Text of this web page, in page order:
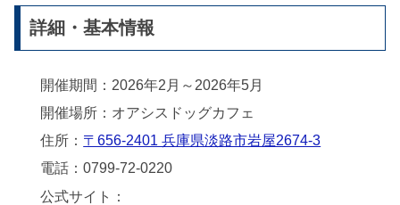
詳細・基本情報
開催期間：2026年2月～2026年5月
開催場所：オアシスドッグカフェ
住所： 〒656-2401 兵庫県淡路市岩屋2674-3
電話：0799-72-0220
公式サイト：